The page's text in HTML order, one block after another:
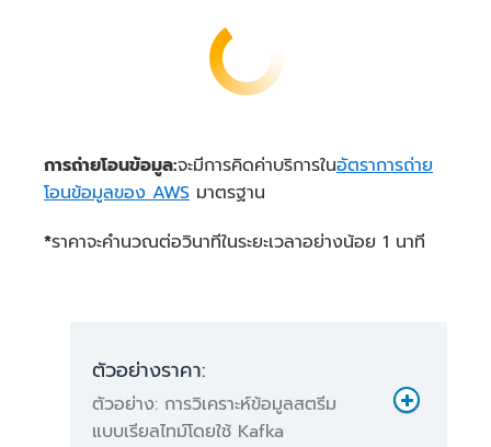
1.49 USD +
248.00 USD + 14.43 USD = 263.92
ล้านคำขอ * 0.2 USD/ล้าน =
0.40 USD
ค่าบริการสำหรับไบต์ที่ประมวล
การถ่ายโอนข้อมูล:จะมีการคิดค่าบริการในอัตราการถ่าย
โอนข้อมูลของ AWS มาตรฐาน
*ราคาจะคำนวณต่อวินาทีในระยะเวลาอย่างน้อย 1 นาที
ตัวอย่างราคา:
ตัวอย่าง: การวิเคราะห์ข้อมูลสตรีม
แบบเรียลไทม์โดยใช้ Kafka